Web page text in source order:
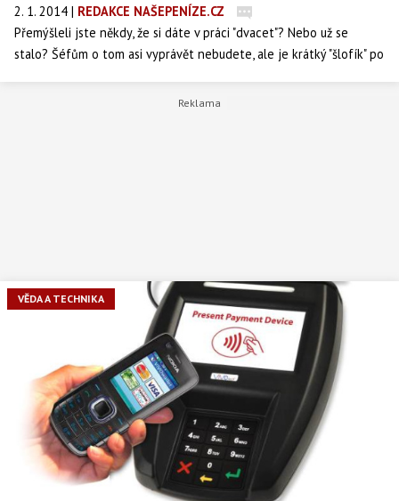
2. 1. 2014 | REDAKCE NAŠEPENÍZE.CZ
Přemýšleli jste někdy, že si dáte v práci "dvacet"? Nebo už se
stalo? Šéfům o tom asi vyprávět nebudete, ale je krátký "šlofík" po
VĚDA A TECHNIKA